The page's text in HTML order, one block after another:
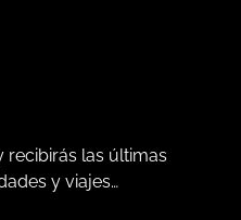
recibirás las últimas
y viajes…